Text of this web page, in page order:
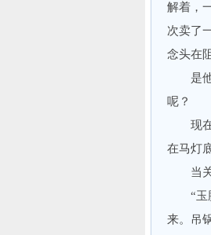
解着，
次卖了
念头在
是他
呢？
现在
在马灯
当关
“玉鹏
来。吊